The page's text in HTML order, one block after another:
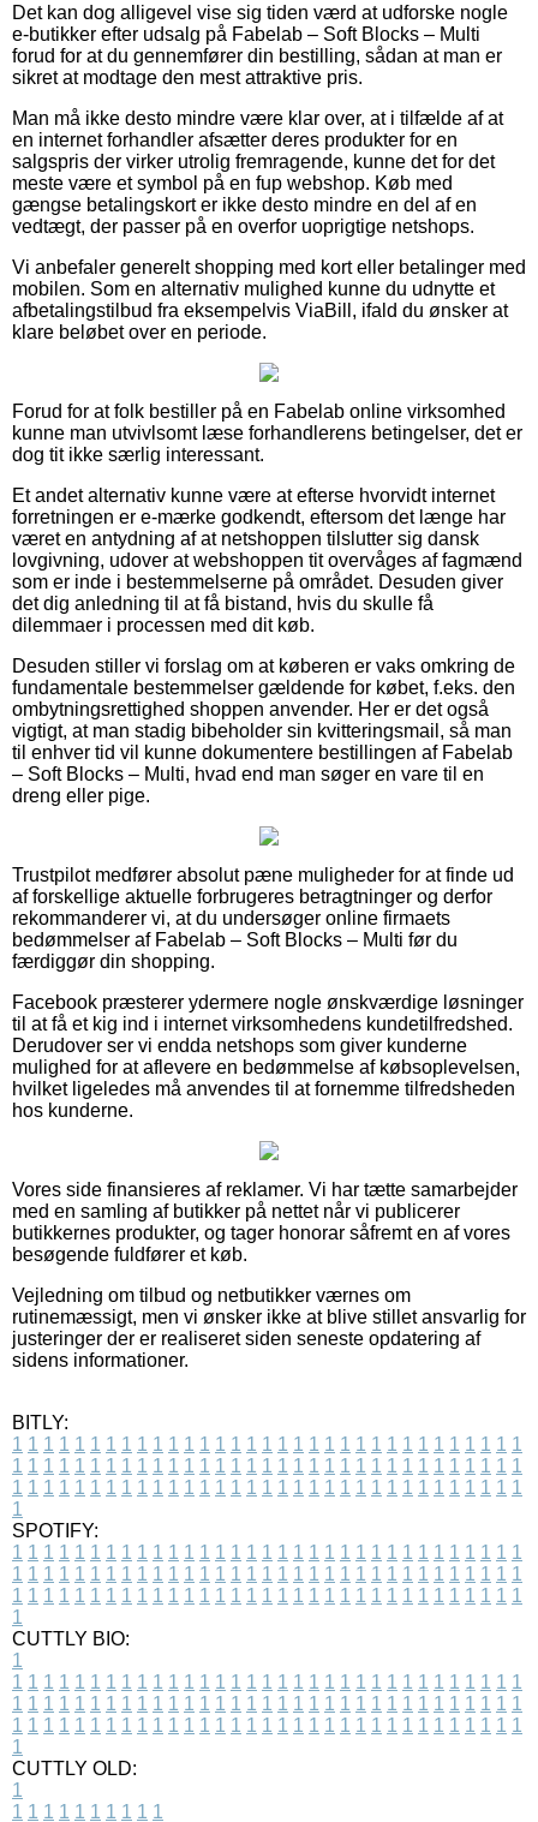
Det kan dog alligevel vise sig tiden værd at udforske nogle
e-butikker efter udsalg på Fabelab – Soft Blocks – Multi
forud for at du gennemfører din bestilling, sådan at man er
sikret at modtage den mest attraktive pris.
Man må ikke desto mindre være klar over, at i tilfælde af at
en internet forhandler afsætter deres produkter for en
salgspris der virker utrolig fremragende, kunne det for det
meste være et symbol på en fup webshop. Køb med
gængse betalingskort er ikke desto mindre en del af en
vedtægt, der passer på en overfor uoprigtige netshops.
Vi anbefaler generelt shopping med kort eller betalinger med
mobilen. Som en alternativ mulighed kunne du udnytte et
afbetalingstilbud fra eksempelvis ViaBill, ifald du ønsker at
klare beløbet over en periode.
Forud for at folk bestiller på en Fabelab online virksomhed
kunne man utvivlsomt læse forhandlerens betingelser, det er
dog tit ikke særlig interessant.
Et andet alternativ kunne være at efterse hvorvidt internet
forretningen er e-mærke godkendt, eftersom det længe har
været en antydning af at netshoppen tilslutter sig dansk
lovgivning, udover at webshoppen tit overvåges af fagmænd
som er inde i bestemmelserne på området. Desuden giver
det dig anledning til at få bistand, hvis du skulle få
dilemmaer i processen med dit køb.
Desuden stiller vi forslag om at køberen er vaks omkring de
fundamentale bestemmelser gældende for købet, f.eks. den
ombytningsrettighed shoppen anvender. Her er det også
vigtigt, at man stadig bibeholder sin kvitteringsmail, så man
til enhver tid vil kunne dokumentere bestillingen af Fabelab
– Soft Blocks – Multi, hvad end man søger en vare til en
dreng eller pige.
Trustpilot medfører absolut pæne muligheder for at finde ud
af forskellige aktuelle forbrugeres betragtninger og derfor
rekommanderer vi, at du undersøger online firmaets
bedømmelser af Fabelab – Soft Blocks – Multi før du
færdiggør din shopping.
Facebook præsterer ydermere nogle ønskværdige løsninger
til at få et kig ind i internet virksomhedens kundetilfredshed.
Derudover ser vi endda netshops som giver kunderne
mulighed for at aflevere en bedømmelse af købsoplevelsen,
hvilket ligeledes må anvendes til at fornemme tilfredsheden
hos kunderne.
Vores side finansieres af reklamer. Vi har tætte samarbejder
med en samling af butikker på nettet når vi publicerer
butikkernes produkter, og tager honorar såfremt en af vores
besøgende fuldfører et køb.
Vejledning om tilbud og netbutikker værnes om
rutinemæssigt, men vi ønsker ikke at blive stillet ansvarlig for
justeringer der er realiseret siden seneste opdatering af
sidens informationer.
BITLY:
1 1 1 1 1 1 1 1 1 1 1 1 1 1 1 1 1 1 1 1 1 1 1 1 1 1 1 1 1 1 1 1 1
1 1 1 1 1 1 1 1 1 1 1 1 1 1 1 1 1 1 1 1 1 1 1 1 1 1 1 1 1 1 1 1 1
1 1 1 1 1 1 1 1 1 1 1 1 1 1 1 1 1 1 1 1 1 1 1 1 1 1 1 1 1 1 1 1 1
1
SPOTIFY:
1 1 1 1 1 1 1 1 1 1 1 1 1 1 1 1 1 1 1 1 1 1 1 1 1 1 1 1 1 1 1 1 1
1 1 1 1 1 1 1 1 1 1 1 1 1 1 1 1 1 1 1 1 1 1 1 1 1 1 1 1 1 1 1 1 1
1 1 1 1 1 1 1 1 1 1 1 1 1 1 1 1 1 1 1 1 1 1 1 1 1 1 1 1 1 1 1 1 1
1
CUTTLY BIO:
1
1 1 1 1 1 1 1 1 1 1 1 1 1 1 1 1 1 1 1 1 1 1 1 1 1 1 1 1 1 1 1 1 1
1 1 1 1 1 1 1 1 1 1 1 1 1 1 1 1 1 1 1 1 1 1 1 1 1 1 1 1 1 1 1 1 1
1 1 1 1 1 1 1 1 1 1 1 1 1 1 1 1 1 1 1 1 1 1 1 1 1 1 1 1 1 1 1 1 1
1
CUTTLY OLD:
1
1 1 1 1 1 1 1 1 1 1